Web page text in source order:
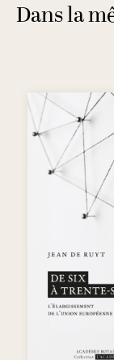
Dans la